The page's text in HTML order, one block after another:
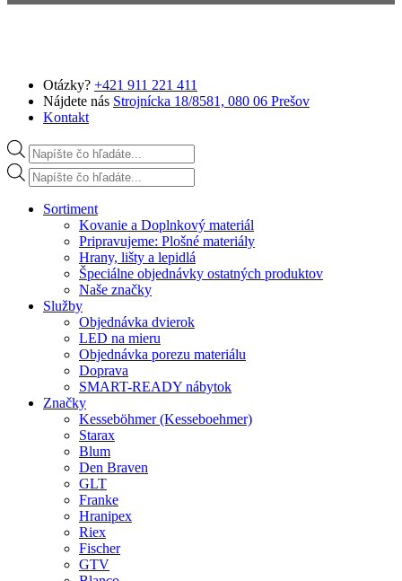
Otázky? +421 911 221 411
Nájdete nás Strojnícka 18/8581, 080 06 Prešov
Kontakt
Products search
Products search
Sortiment
Kovanie a Doplnkový materiál
Pripravujeme: Plošné materiály
Hrany, lišty a lepidlá
Špeciálne objednávky ostatných produktov
Naše značky
Služby
Objednávka dvierok
LED na mieru
Objednávka porezu materiálu
Doprava
SMART-READY nábytok
Značky
Kesseböhmer (Kesseboehmer)
Starax
Blum
Den Braven
GLT
Franke
Hranipex
Riex
Fischer
GTV